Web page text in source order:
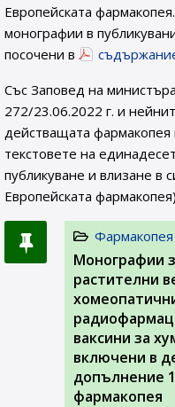
Европейската
монографии в
посочени в
Със Заповед на
272/23.06.2022 г. и
действащата фармакопея
текстовете на
публикуване и влизане в
Европейската
Фармакопея
Монографии
растителни
ваксини за
включени в
допълнение
фармакопея